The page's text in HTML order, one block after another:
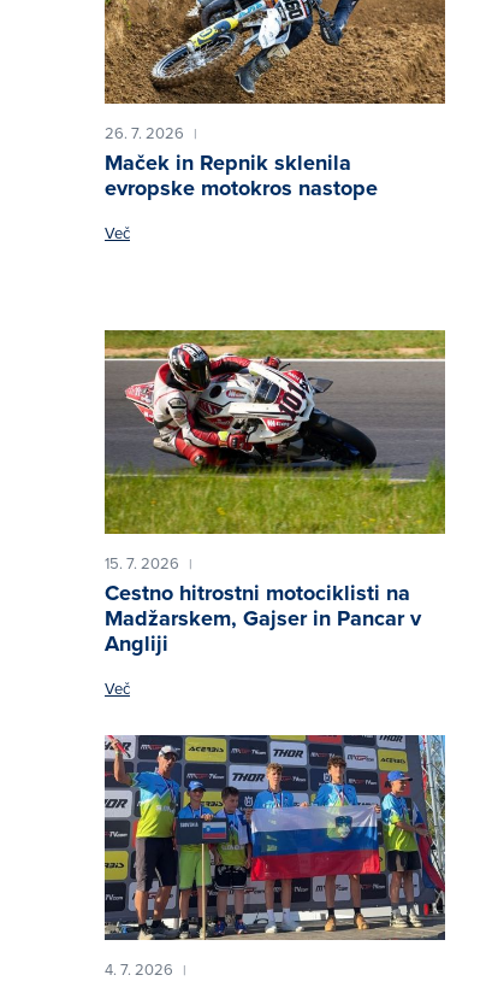
26. 7. 2026 |
Maček in Repnik sklenila
evropske motokros nastope
Več
15. 7. 2026 |
Cestno hitrostni motociklisti na
Madžarskem, Gajser in Pancar v
Angliji
Več
4. 7. 2026 |